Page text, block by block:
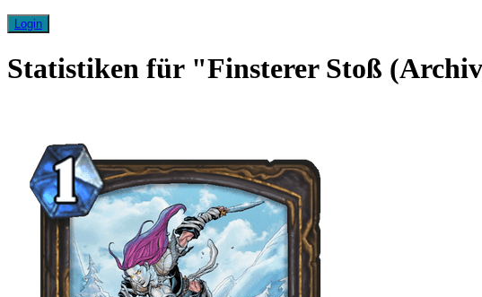
Login
Statistiken für "Finsterer Stoß